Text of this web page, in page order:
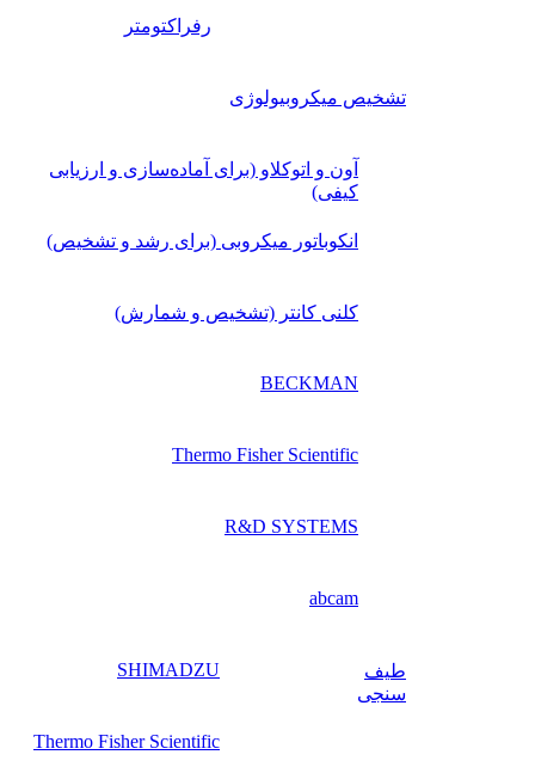
رفراکتومتر
تشخیص میکروبیولوژی
آون و اتوکلاو (برای آماده‌سازی و ارزیابی
کیفی)
انکوباتور میکروبی (برای رشد و تشخیص)
کلنی کانتر (تشخیص و شمارش)
BECKMAN
Thermo Fisher Scientific
R&D SYSTEMS
abcam
طیف‌
سنجی
SHIMADZU
Thermo Fisher Scientific